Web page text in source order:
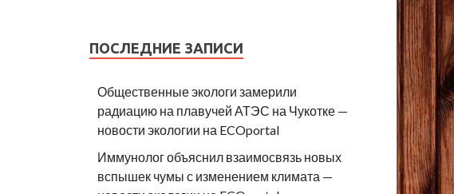
ПОСЛЕДНИЕ ЗАПИСИ
Общественные экологи замерили
радиацию на плавучей АТЭС на Чукотке —
новости экологии на ECOportal
Иммунолог объяснил взаимосвязь новых
вспышек чумы с изменением климата —